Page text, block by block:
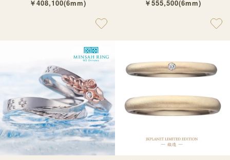
￥408,100(6mm)
￥555,500(6mm)